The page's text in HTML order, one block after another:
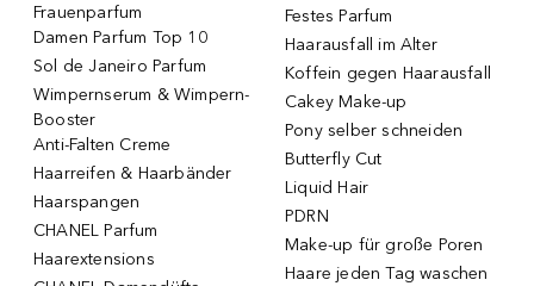
Frauenparfum
Damen Parfum Top 10
Sol de Janeiro Parfum
Wimpernserum & Wimpern-
Booster
Anti-Falten Creme
Haarreifen & Haarbänder
Haarspangen
CHANEL Parfum
Haarextensions
Festes Parfum
Haarausfall im Alter
Koffein gegen Haarausfall
Cakey Make-up
Pony selber schneiden
Butterfly Cut
Liquid Hair
PDRN
Make-up für große Poren
Haare jeden Tag waschen